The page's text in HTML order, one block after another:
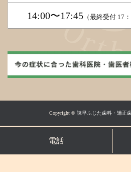
14:00〜17:45 （最終受付 17：
Copyright © 諫早ふじた歯科・矯正
電話